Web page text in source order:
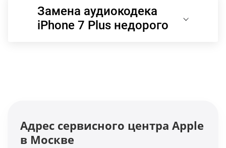
Замена аудиокодека
iPhone 7 Plus недорого
Адрес сервисного центра Apple
в Москве